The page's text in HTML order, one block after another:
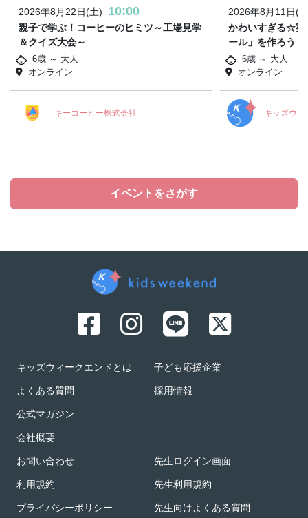
2026年8月22日(土) 10:00
親子で学ぶ！コーヒーのヒミツ～工場見学
＆クイズ大会～
6歳 ～ 大人
オンライン
キーコーヒー株式会社
2026年8月11日(
かわいすぎる☆実
ール」を作ろう！
6歳 ～ 大人
オンライン
キッズウィ
イベントをさがす
キッズウィークエンドとは
よくある質問
公式マガジン
会社概要
子ども応援企業
採用情報
お問い合わせ
利用規約
プライバシーポリシー
先生ログイン画面
先生利用規約
先生向けよくある質問